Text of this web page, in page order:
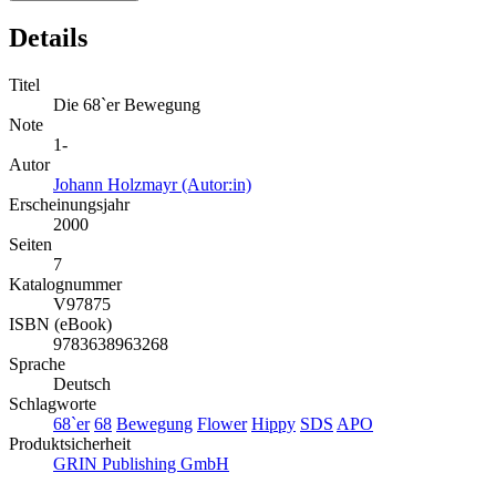
Details
Titel
Die 68`er Bewegung
Note
1-
Autor
Johann Holzmayr (Autor:in)
Erscheinungsjahr
2000
Seiten
7
Katalognummer
V97875
ISBN (eBook)
9783638963268
Sprache
Deutsch
Schlagworte
68`er 68 Bewegung Flower Hippy SDS APO
Produktsicherheit
GRIN Publishing GmbH